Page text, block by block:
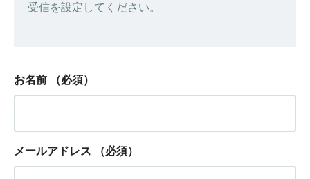
受信を設定してください。
お名前 （必須）
メールアドレス （必須）